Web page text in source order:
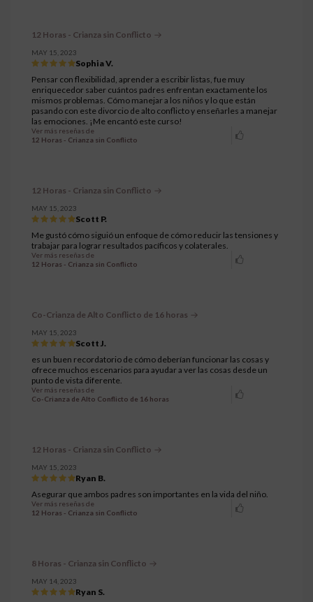
12 Horas - Crianza sin Conflicto
MAY 15, 2023
Sophia V.
Pensar con flexibilidad, aprender a escribir listas, fue muy
enriquecedor saber cuántos padres enfrentan exactamente los
mismos problemas. Cómo manejar a los niños y lo que están
pasando con este divorcio de alto conflicto y enseñarles a manejar
las emociones. ¡Me encantó este curso!
Ver más reseñas de
12 Horas - Crianza sin Conflicto
12 Horas - Crianza sin Conflicto
MAY 15, 2023
Scott P.
Me gustó cómo siguió un enfoque de cómo reducir las tensiones y
trabajar para lograr resultados pacíficos y colaterales.
Ver más reseñas de
12 Horas - Crianza sin Conflicto
Co-Crianza de Alto Conflicto de 16 horas
MAY 15, 2023
Scott J.
es un buen recordatorio de cómo deberían funcionar las cosas y
ofrece muchos escenarios para ayudar a ver las cosas desde un
punto de vista diferente.
Ver más reseñas de
Co-Crianza de Alto Conflicto de 16 horas
12 Horas - Crianza sin Conflicto
MAY 15, 2023
Ryan B.
Asegurar que ambos padres son importantes en la vida del niño.
Ver más reseñas de
12 Horas - Crianza sin Conflicto
8 Horas - Crianza sin Conflicto
MAY 14, 2023
Ryan S.